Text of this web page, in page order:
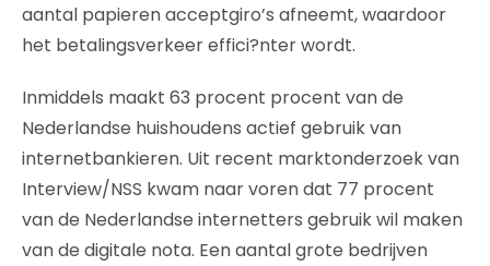
aantal papieren acceptgiro’s afneemt, waardoor
het betalingsverkeer effici?nter wordt.
Inmiddels maakt 63 procent procent van de
Nederlandse huishoudens actief gebruik van
internetbankieren. Uit recent marktonderzoek van
Interview/NSS kwam naar voren dat 77 procent
van de Nederlandse internetters gebruik wil maken
van de digitale nota. Een aantal grote bedrijven